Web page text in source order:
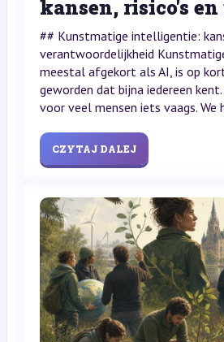
kansen, risico's
## Kunstmatige intelligentie:
verantwoordelijkheid
meestal afgekort als AI, is op
geworden dat bijna iedereen
voor veel mensen iets vaags. We
CZYTAJ DALEJ